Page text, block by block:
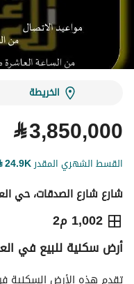
الخريطة
⃁3,850,000
القسط الشهري المقدر24.9K
شارع شارع الصدقات، حي
1,002 م2
⃁
3,850,000
التفاصيل
أرض سكنية للبيع في